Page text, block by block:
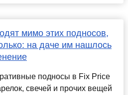
мимо этих подносов,
на даче им нашлось
подносы в Fix Price
свечей и прочих вещей